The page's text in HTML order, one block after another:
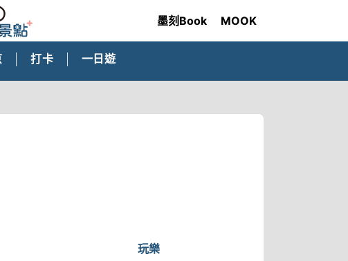
墨刻Book MOOK
打卡 一日遊
玩樂